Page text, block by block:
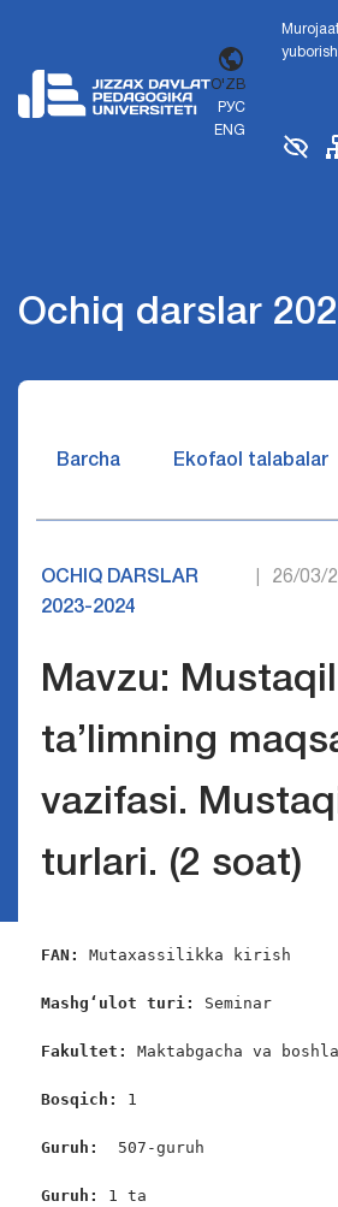
O'ZB
РУС
ENG
yuborish
Ochiq darslar
Barcha Ekofaol talabalar
OCHIQ DARSLAR
2023-2024
26/03/
Mavzu: Mustaqil
ta’limning
vazifasi.
turlari. (2 soat)
FAN: Mutaxassilikka kirish
Mashg‘ulot turi: Seminar
Fakultet: Maktabgacha va
Bosqich: 1
Guruh: 507-guruh
Guruh: 1 ta